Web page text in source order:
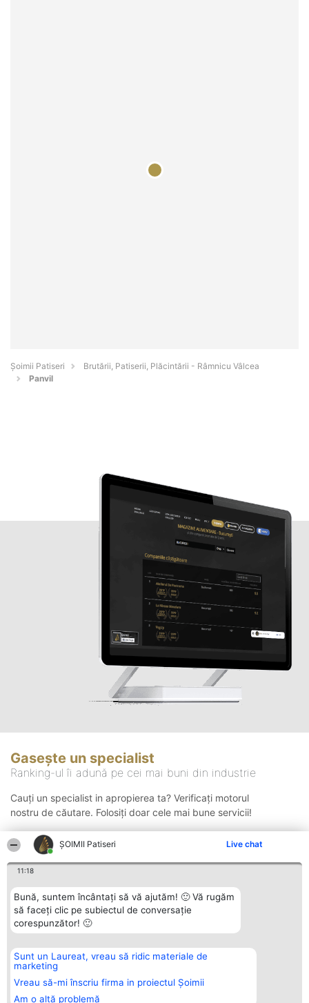
ȘOIMII Patiseri Live chat
11:18
Bună, suntem încântați să vă ajutăm! 🙂 Vă rugăm
să faceți clic pe subiectul de conversație
corespunzător! 🙂
Sunt un Laureat, vreau să ridic materiale de
marketing
Vreau să-mi înscriu firma in proiectul Șoimii
Am o altă problemă
Șoimii Patiseri
Brutării, Patiserii, Plăcintării - Râmnicu Vâlcea
Panvil
Gasește un specialist
Ranking-ul îi adună pe cei mai buni din industrie
Cauți un specialist in apropierea ta? Verificați motorul
nostru de căutare. Folosiți doar cele mai bune servicii!
Organizator Ranking
BRIGHT SOLUTIONS BR SRL
Aleea Timisul De Sus 2 Bl. A30
Sc. A Et. 4 Ap. 13 Cod 061952
București
Plebiscyt
Lista Tuturor
Laureaților
Contact